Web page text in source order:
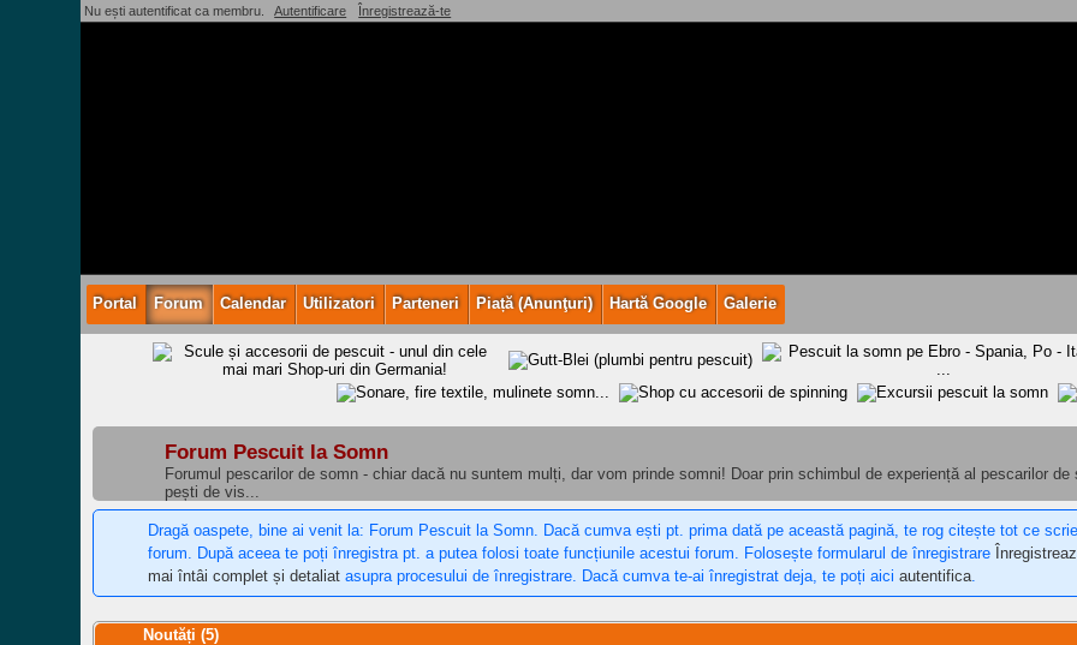
Nu ești autentificat ca membru. Autentificare Înregistrează-te
Portal Forum Calendar Utilizatori Parteneri Piață (Anunţuri) Hartă Google Galerie
Forum Pescuit la Somn
Forumul pescarilor de somn - chiar dacă nu suntem mulți, dar vom prinde somni! Doar prin schimbul de experiență al pescarilor
pești de vis...
Dragă oaspete, bine ai venit la: Forum Pescuit la Somn. Dacă cumva ești pt. prima dată pe această pagină, te rog citește tot ce
forum. După aceea te poți înregistra pt. a putea folosi toate funcțiunile acestui forum. Folosește formularul de înregistrare
mai întâi complet și detaliatasupra procesului de înregistrare. Dacă cumva te-ai înregistrat deja, te poți aiciautentifica.
Noutăți (5)